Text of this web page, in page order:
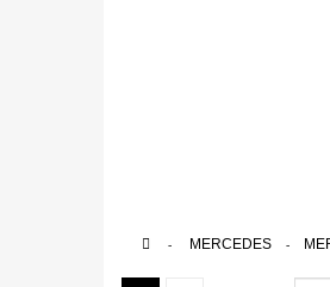
> MERCEDES >